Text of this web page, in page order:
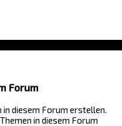
Forum
in diesem Forum erstellen.
in diesem Forum